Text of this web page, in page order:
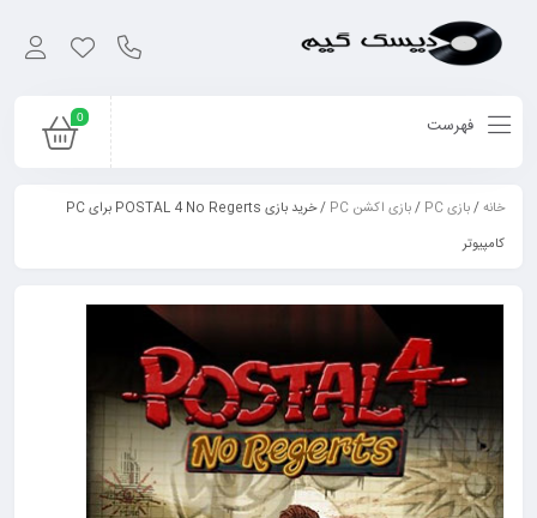
0 فهرست
خانه/بازی PC /بازی اکشن PC
/ خرید بازی POSTAL 4 No Regerts برای PC
کامپیوتر